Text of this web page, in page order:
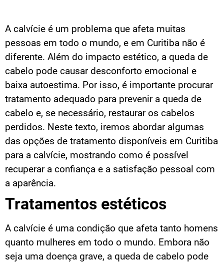
A calvície é um problema que afeta muitas
pessoas em todo o mundo, e em Curitiba não é
diferente. Além do impacto estético, a queda de
cabelo pode causar desconforto emocional e
baixa autoestima. Por isso, é importante procurar
tratamento adequado para prevenir a queda de
cabelo e, se necessário, restaurar os cabelos
perdidos. Neste texto, iremos abordar algumas
das opções de tratamento disponíveis em Curitiba
para a calvície, mostrando como é possível
recuperar a confiança e a satisfação pessoal com
a aparência.
Tratamentos estéticos
A calvície é uma condição que afeta tanto homens
quanto mulheres em todo o mundo. Embora não
seja uma doença grave, a queda de cabelo pode